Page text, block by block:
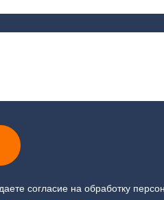
согласие на обработку